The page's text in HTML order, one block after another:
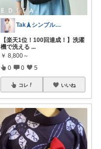
Tak🗼シンプルで健康的な暮らし
【楽天1位！100回達成！】洗濯
機で洗える ...
￥ 8,800～
0 0 5
コレ いいね